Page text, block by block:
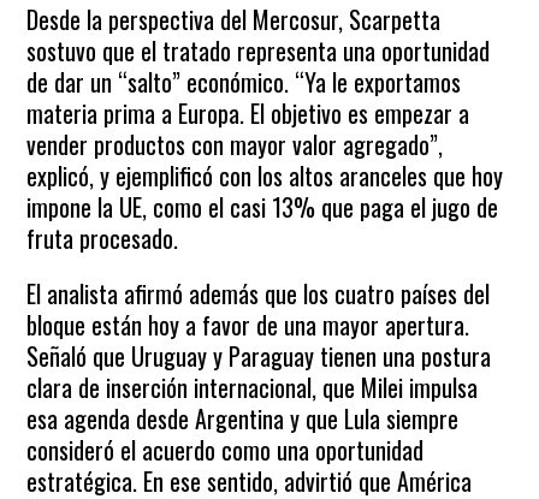
Desde la perspectiva del Mercosur, Scarpetta
sostuvo que el tratado representa una oportunidad
de dar un “salto” económico. “Ya le exportamos
materia prima a Europa. El objetivo es empezar a
vender productos con mayor valor agregado”,
explicó, y ejemplificó con los altos aranceles que hoy
impone la UE, como el casi 13% que paga el jugo de
fruta procesado.
El analista afirmó además que los cuatro países del
bloque están hoy a favor de una mayor apertura.
Señaló que Uruguay y Paraguay tienen una postura
clara de inserción internacional, que Milei impulsa
esa agenda desde Argentina y que Lula siempre
consideró el acuerdo como una oportunidad
estratégica. En ese sentido, advirtió que América